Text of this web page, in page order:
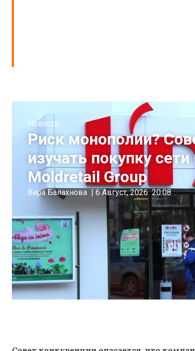
Новости
Риск монополии?
изучать покупку
Moldretail Group
Вера Балахнова | 6 Август, 2026 20:08